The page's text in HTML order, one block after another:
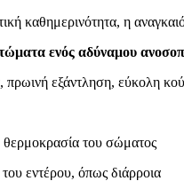
καθημερινότητα, η
ενός αδύναμου
πρωινή εξάντληση, εύκολη
θερμοκρασία του σώματος
εντέρου, όπως διάρροια